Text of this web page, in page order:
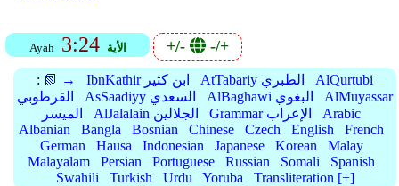
Ayah 3:24 الأية +/- -/+
: 📗 → IbnKathir ابن كثير AtTabariy الطبري
AlQurtubi
القرطوبي
AsSaadiyy السعدي AlBaghawi البغوي
AlMuyassar
الميسر
AlJalalain الجلالين Grammar الإعراب
Arabic
Albanian
Bangla Bosnian Chinese Czech English
French
German
Hausa Indonesian Japanese Korean
Malay
Malayalam
Persian Portuguese Russian Somali
Spanish
Swahili
Turkish Urdu Yoruba Transliteration [+]